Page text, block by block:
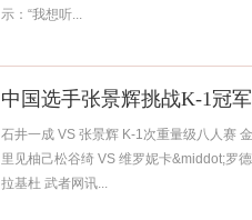
示：“我想听...
中国选手张景辉挑战K-1冠
石井一成 VS 张景辉 K-1次重量级八人赛
里见柚己松谷绮 VS 维罗妮卡&middot;罗
拉基杜 武者网讯...